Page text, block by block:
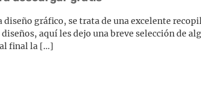
gráfico, se trata de una excelente
aquí les dejo una breve selección de
al final la […]